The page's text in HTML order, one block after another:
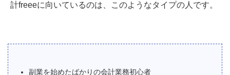
計freeeに向いているのは、このようなタイプの人です。
副業を始めたばかりの会計業務初心者